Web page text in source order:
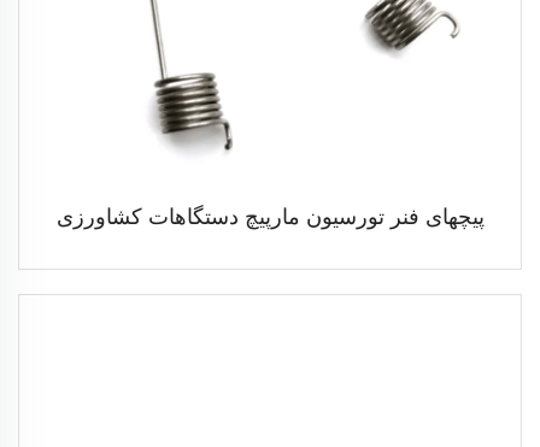
پیچهای فنر تورسیون مارپیچ دستگاهات کشاورزی